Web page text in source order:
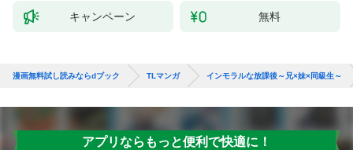
キャンペーン 無料
漫画無料試し読みならdブック TLマンガ インモラルな放課後～兄×妹×同級生～
アプリならもっと便利で快適に！